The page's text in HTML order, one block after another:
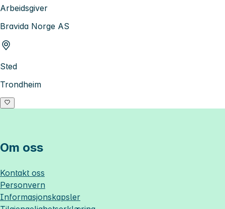
Arbeidsgiver
Bravida Norge AS
Sted
Trondheim
Om oss
Kontakt oss
Personvern
Informasjonskapsler